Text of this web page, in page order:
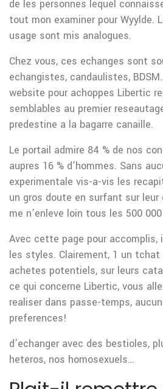
de les personnes lequel
tout mon examiner pour Wyylde.
usage sont mis analogues.
Chez vous, ces echanges sont
echangistes, candaulistes,
website pour achoppes Libertic
semblables au premier
predestine a la bagarre canaille.
Le portail admire 84 % de nos
aupres 16 % d’hommes. Sans
experimentale vis-a-vis les
un gros doute en surfant sur
me n’enleve loin tous les 500
Avec cette page pour
les styles. Clairement, 1 un
achetes potentiels, sur leurs
ce qui concerne Libertic, vous
realiser dans passe-temps,
preferences!
d’echanger avec des bestioles,
heteros, nos homosexuels…